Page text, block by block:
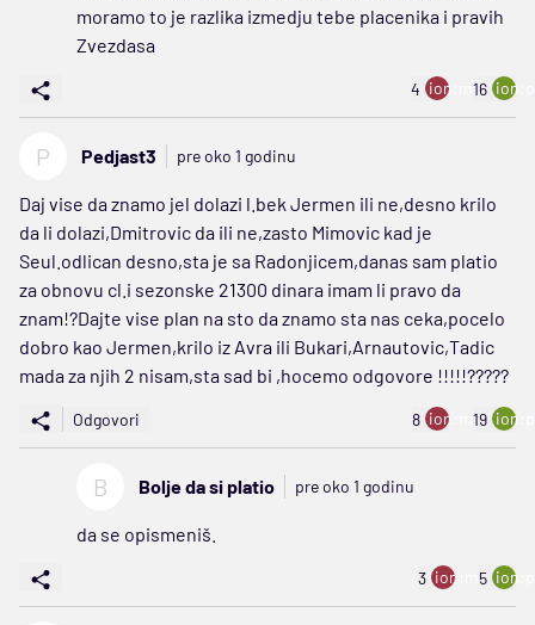
moramo to je razlika izmedju tebe placenika i pravih
Zvezdasa
4 ion:minus
16
P Pedjast3 pre oko 1 godinu
Daj vise da znamo jel dolazi l.bek Jermen ili ne,desno krilo
da li dolazi,Dmitrovic da ili ne,zasto Mimovic kad je
Seul.odlican desno,sta je sa Radonjicem,danas sam platio
za obnovu cl.i sezonske 21300 dinara imam li pravo da
znam!?Dajte vise plan na sto da znamo sta nas ceka,pocelo
dobro kao Jermen,krilo iz Avra ili Bukari,Arnautovic,Tadic
mada za njih 2 nisam,sta sad bi ,hocemo odgovore !!!!!?????
Odgovori 8 ion:minus
19
B Bolje da si platio pre oko 1 godinu
da se opismeniš.
3 ion:minus
5